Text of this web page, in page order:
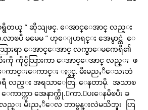
ရွိတယ္ ” ဆိုသျဖင္. ေအာင္ေအာင္ လည္း
လာၿပီ မမေမ ” ဟုေျပာရင္း အေမွာင္ထဲ ေ
သြားရာ ေအာင္ေအာင္ လက္မွာေမဧကရီ၏
ကီးကို ကိုင္မိသြားကာ ေအာင္ေအာင္ လည္း ဖ
ကာင္းေကာင္း ႏွင္. မီးမညႇိေသးဘဲ
ကရီ လည္း အရသာေတြ. ေနတာမို. အသာၿ
ကာက္ကာ အေနာက္သို.ေကာ.ေပးေနမိၿပီး ခ
ည္း မီးညႇိေလ ဘာမွန္းလဲမသိဘူး ဟြ